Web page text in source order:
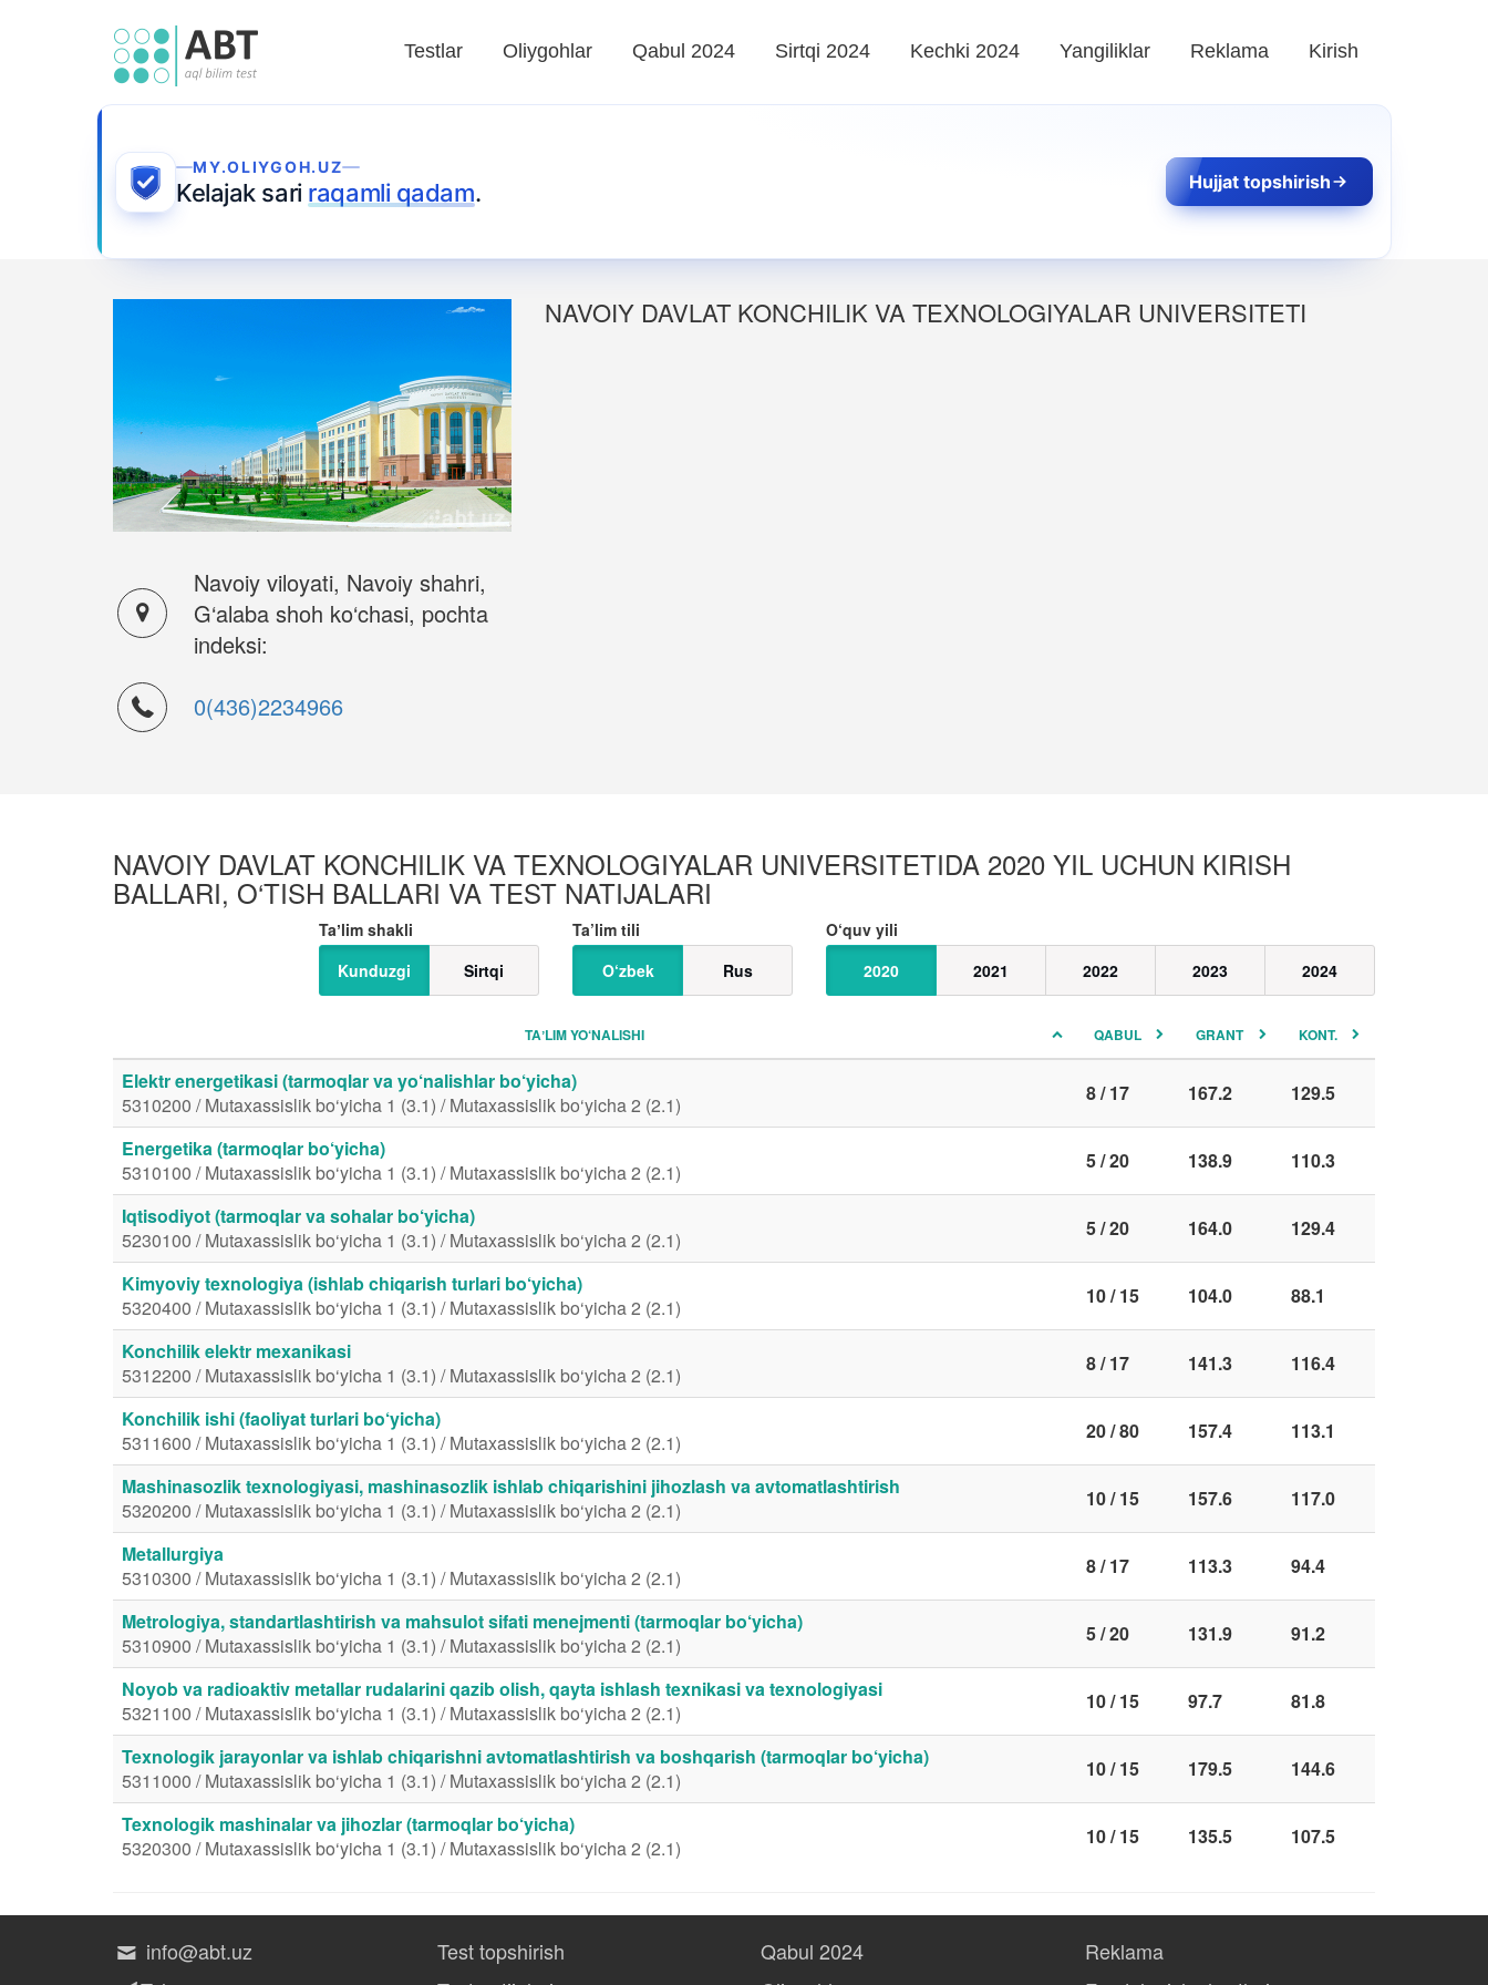
Testlar Oliygohlar Qabul 2024 Sirtqi 2024 Kechki 2024 Yangiliklar Reklama Kirish
MY.OLIYGOH.UZ
Kelajak sari raqamli qadam. Hujjat topshirish
Navoiy viloyati, Navoiy shahri,
G‘alaba shoh ko‘chasi, pochta
indeksi:
0(436)2234966
NAVOIY DAVLAT KONCHILIK VA TEXNOLOGIYALAR UNIVERSITETI
NAVOIY DAVLAT KONCHILIK VA TEXNOLOGIYALAR UNIVERSITETIDA 2020 YIL UCHUN KIRISH
BALLARI, O‘TISH BALLARI VA TEST NATIJALARI
O‘quv yili
2020
2021 2022 2023 2024
Ta’lim tili
O‘zbek
Rus
Taʼlim shakli
Kunduzgi
Sirtqi
TAʼLIM YO‘NALISHI QABUL GRANT KONT.
Elektr energetikasi (tarmoqlar va yo‘nalishlar bo‘yicha)
5310200 / Mutaxassislik bo‘yicha 1 (3.1) / Mutaxassislik bo‘yicha 2 (2.1)
8 / 17 167.2 129.5
Energetika (tarmoqlar bo‘yicha)
5310100 / Mutaxassislik bo‘yicha 1 (3.1) / Mutaxassislik bo‘yicha 2 (2.1)
5 / 20 138.9 110.3
Iqtisodiyot (tarmoqlar va sohalar bo‘yicha)
5230100 / Mutaxassislik bo‘yicha 1 (3.1) / Mutaxassislik bo‘yicha 2 (2.1)
5 / 20 164.0 129.4
Kimyoviy texnologiya (ishlab chiqarish turlari bo‘yicha)
5320400 / Mutaxassislik bo‘yicha 1 (3.1) / Mutaxassislik bo‘yicha 2 (2.1)
10 / 15 104.0 88.1
Konchilik elektr mexanikasi
5312200 / Mutaxassislik bo‘yicha 1 (3.1) / Mutaxassislik bo‘yicha 2 (2.1)
8 / 17 141.3 116.4
Konchilik ishi (faoliyat turlari bo‘yicha)
5311600 / Mutaxassislik bo‘yicha 1 (3.1) / Mutaxassislik bo‘yicha 2 (2.1)
20 / 80 157.4 113.1
Mashinasozlik texnologiyasi, mashinasozlik ishlab chiqarishini jihozlash va avtomatlashtirish
5320200 / Mutaxassislik bo‘yicha 1 (3.1) / Mutaxassislik bo‘yicha 2 (2.1)
10 / 15 157.6 117.0
Metallurgiya
5310300 / Mutaxassislik bo‘yicha 1 (3.1) / Mutaxassislik bo‘yicha 2 (2.1)
8 / 17 113.3 94.4
Metrologiya, standartlashtirish va mahsulot sifati menejmenti (tarmoqlar bo‘yicha)
5310900 / Mutaxassislik bo‘yicha 1 (3.1) / Mutaxassislik bo‘yicha 2 (2.1)
5 / 20 131.9 91.2
Noyob va radioaktiv metallar rudalarini qazib olish, qayta ishlash texnikasi va texnologiyasi
5321100 / Mutaxassislik bo‘yicha 1 (3.1) / Mutaxassislik bo‘yicha 2 (2.1)
10 / 15 97.7 81.8
Texnologik jarayonlar va ishlab chiqarishni avtomatlashtirish va boshqarish (tarmoqlar bo‘yicha)
5311000 / Mutaxassislik bo‘yicha 1 (3.1) / Mutaxassislik bo‘yicha 2 (2.1)
10 / 15 179.5 144.6
Texnologik mashinalar va jihozlar (tarmoqlar bo‘yicha)
5320300 / Mutaxassislik bo‘yicha 1 (3.1) / Mutaxassislik bo‘yicha 2 (2.1)
10 / 15 135.5 107.5
info@abt.uz
Test topshirish
Qabul 2024
Reklama